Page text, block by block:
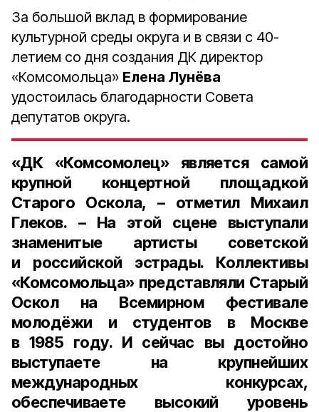
За большой вклад в формирование
культурной среды округа и в связи с 40-
летием со дня создания ДК директор
«Комсомольца» Елена Лунёва
удостоилась благодарности Совета
депутатов округа.
«ДК «Комсомолец» является самой
крупной концертной площадкой
Старого Оскола, – отметил Михаил
Глеков. – На этой сцене выступали
знаменитые артисты советской
и российской эстрады. Коллективы
«Комсомольца» представляли Старый
Оскол на Всемирном фестивале
молодёжи и студентов в Москве
в 1985 году. И сейчас вы достойно
выступаете на крупнейших
международных конкурсах,
обеспечиваете высокий уровень